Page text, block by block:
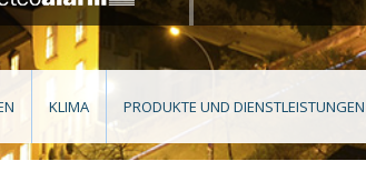
KLIMA PRODUKTE UND DIENSTLEISTUNGEN